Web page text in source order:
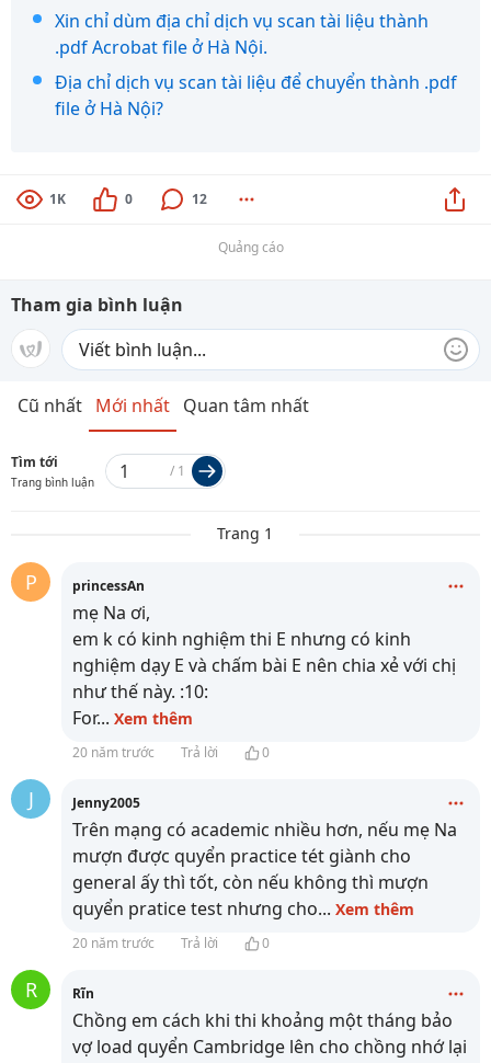
Xin chỉ dùm địa chỉ dịch vụ scan tài liệu thành
.pdf Acrobat file ở Hà Nội.
Địa chỉ dịch vụ scan tài liệu để chuyển thành .pdf
file ở Hà Nội?
1K 0 12
Quảng cáo
Tham gia bình luận
Cũ nhất Mới nhất Quan tâm nhất
Tìm tới
Trang bình luận
/ 1
Trang 1
P princessAn
mẹ Na ơi,
em k có kinh nghiệm thi E nhưng có kinh
nghiệm dạy E và chấm bài E nên chia xẻ với chị
như thế này. :10:
For... Xem thêm
20 năm trước Trả lời 0
J Jenny2005
Trên mạng có academic nhiều hơn, nếu mẹ Na
mượn được quyển practice tét giành cho
general ấy thì tốt, còn nếu không thì mượn
quyển pratice test nhưng cho... Xem thêm
20 năm trước Trả lời 0
R Rĩn
Chồng em cách khi thi khoảng một tháng bảo
vợ load quyển Cambridge lên cho chồng nhớ lại